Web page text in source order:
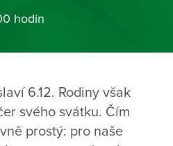
hodin
6.12. Rodiny však
svého svátku. Čím
prostý: pro naše